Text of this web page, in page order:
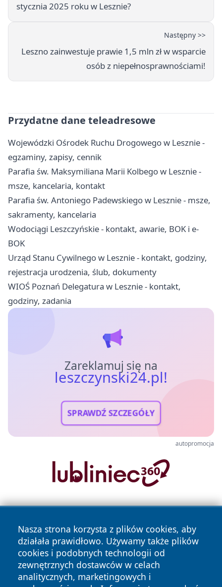
stycznia 2025 roku w Lesznie?
Następny >>
Leszno zainwestuje prawie 1,5 mln zł w wsparcie
osób z niepełnosprawnościami!
Przydatne dane teleadresowe
Wojewódzki Ośrodek Ruchu Drogowego w Lesznie -
egzaminy, zapisy, cennik
Parafia św. Maksymiliana Marii Kolbego w Lesznie -
msze, kancelaria, kontakt
Parafia św. Antoniego Padewskiego w Lesznie - msze,
sakramenty, kancelaria
Wodociągi Leszczyńskie - kontakt, awarie, BOK i e-
BOK
Urząd Stanu Cywilnego w Lesznie - kontakt, godziny,
rejestracja urodzenia, ślub, dokumenty
WIOŚ Poznań Delegatura w Lesznie - kontakt,
godziny, zadania
Zareklamuj się na
leszczynski24.pl!
SPRAWDŹ SZCZEGÓŁY
autopromocja
Nasza strona korzysta z plików cookies, aby
działała prawidłowo. Używamy także plików
cookies i podobnych technologii od
zewnętrznych dostawców w celach
analitycznych, marketingowych i
Copyright © 2026 leszczynski24.pl Wszystkie prawa
zastrzeżone.